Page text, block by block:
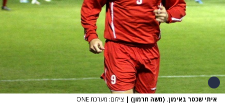
איתי שכטר באימון. (משה חרמון) | צילום: מערכת ONE